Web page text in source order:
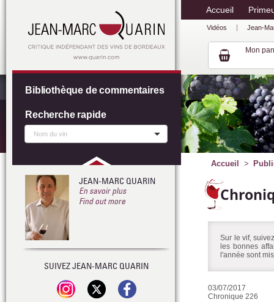
Accueil
Vidéos Jean-
Mon
Accueil
Sur le vif,
les bonnes
l'année sont
03/07/2017
Chronique 226
Bibliothèque de commentaires
Recherche rapide
JEAN-MARC QUARIN
En savoir plus
Find out more
SUIVEZ JEAN-MARC QUARIN